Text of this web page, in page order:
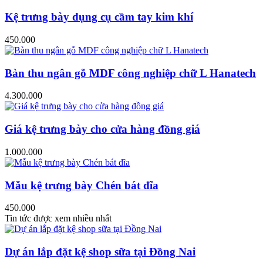
Kệ trưng bày dụng cụ cầm tay kim khí
450.000
Bàn thu ngân gỗ MDF công nghiệp chữ L Hanatech
4.300.000
Giá kệ trưng bày cho cửa hàng đồng giá
1.000.000
Mẫu kệ trưng bày Chén bát đĩa
450.000
Tin tức được xem nhiều nhất
Dự án lắp đặt kệ shop sữa tại Đồng Nai